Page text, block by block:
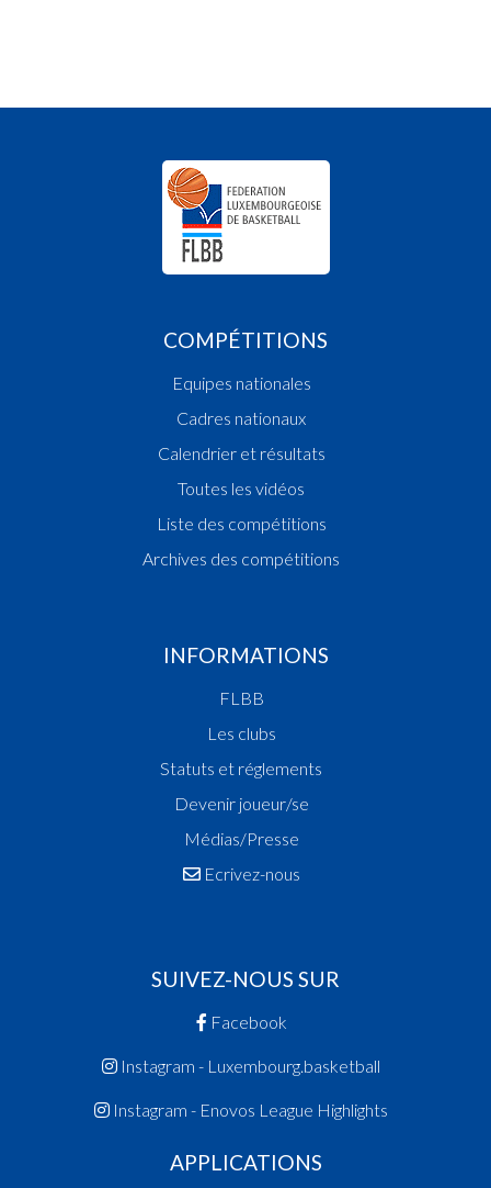
COMPÉTITIONS
Equipes nationales
Cadres nationaux
Calendrier et résultats
Toutes les vidéos
Liste des compétitions
Archives des compétitions
INFORMATIONS
FLBB
Les clubs
Statuts et réglements
Devenir joueur/se
Médias/Presse
Ecrivez-nous
SUIVEZ-NOUS SUR
Facebook
Instagram - Luxembourg.basketball
Instagram - Enovos League Highlights
APPLICATIONS